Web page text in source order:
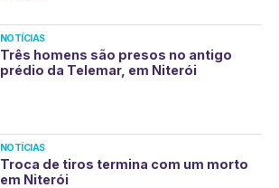
NOTÍCIAS
Três homens são presos no antigo
prédio da Telemar, em Niterói
NOTÍCIAS
Troca de tiros termina com um morto
em Niterói